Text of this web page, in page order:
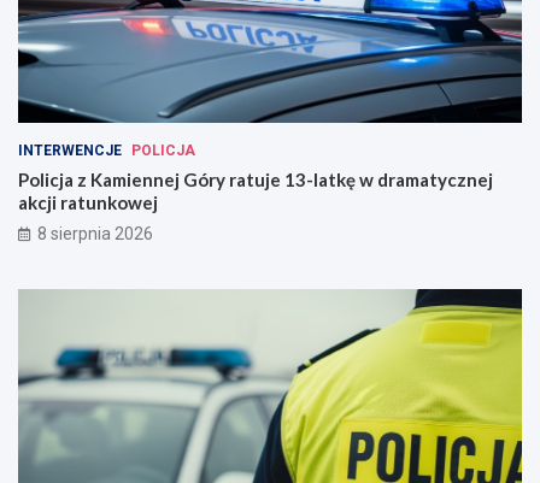
INTERWENCJE POLICJA
Policja z Kamiennej Góry ratuje 13-latkę w dramatycznej
akcji ratunkowej
8 sierpnia 2026